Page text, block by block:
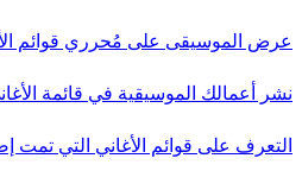
عرض الموسيقى على مُحرري قوائم
نشر أعمالك الموسيقية في قائمة
التعرف على قوائم الأغاني التي تمت